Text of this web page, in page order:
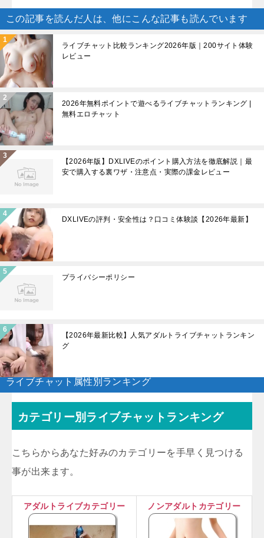
この記事を読んだ人は、他にこんな記事も読んでいます
ライブチャット比較ランキング2026年版｜200サイト体験
レビュー
2026年無料ポイントで遊べるライブチャットランキング |
無料エロチャット
【2026年版】DXLIVEのポイント購入方法を徹底解説｜最
安で購入する裏ワザ・注意点・実際の課金レビュー
DXLIVEの評判・安全性は？口コミ体験談【2026年最新】
プライバシーポリシー
【2026年最新比較】人気アダルトライブチャットランキン
グ
ライブチャット属性別ランキング
カテゴリー別ライブチャットランキング
こちらからあなた好みのカテゴリーを手早く見つける
事が出来ます。
アダルトライブカテゴリー ノンアダルトカテゴリー